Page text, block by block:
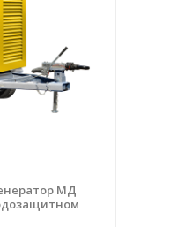
МД